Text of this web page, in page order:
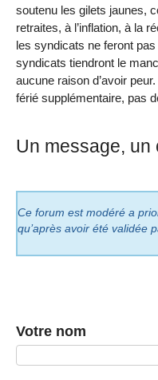
soutenu les gilets jaunes,
retraites, à l’inflation, à la
les syndicats ne feront
syndicats tiendront le
aucune raison d’avoir
férié supplémentaire, pas
Un message, un
Ce forum est modéré a
qu’après avoir été validée
Votre nom